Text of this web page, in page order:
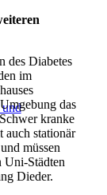
des Diabetes
im
das
kranke
auch stationär
müssen
Uni-Städten
Dieder.